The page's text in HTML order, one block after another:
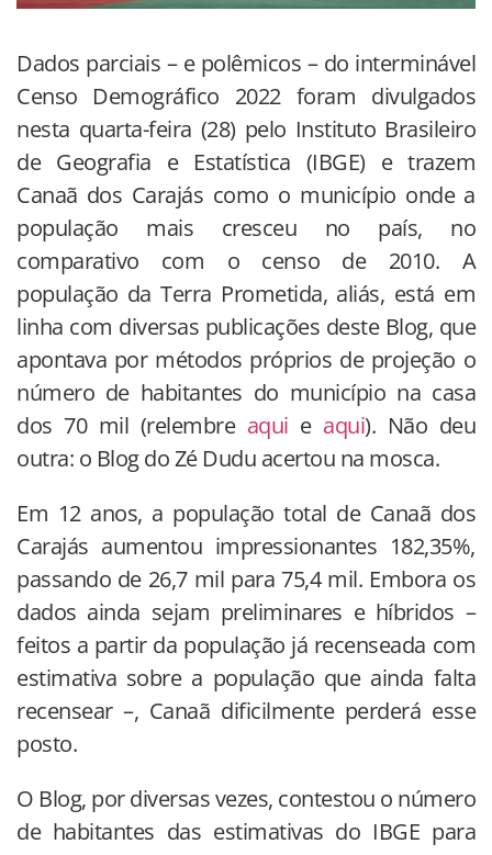
Dados parciais – e polêmicos – do interminável
Censo Demográfico 2022 foram divulgados
nesta quarta-feira (28) pelo Instituto Brasileiro
de Geografia e Estatística (IBGE) e trazem
Canaã dos Carajás como o município onde a
população mais cresceu no país, no
comparativo com o censo de 2010. A
população da Terra Prometida, aliás, está em
linha com diversas publicações deste Blog, que
apontava por métodos próprios de projeção o
número de habitantes do município na casa
dos 70 mil (relembre aqui e aqui). Não deu
outra: o Blog do Zé Dudu acertou na mosca.
Em 12 anos, a população total de Canaã dos
Carajás aumentou impressionantes 182,35%,
passando de 26,7 mil para 75,4 mil. Embora os
dados ainda sejam preliminares e híbridos –
feitos a partir da população já recenseada com
estimativa sobre a população que ainda falta
recensear –, Canaã dificilmente perderá esse
posto.
O Blog, por diversas vezes, contestou o número
de habitantes das estimativas do IBGE para